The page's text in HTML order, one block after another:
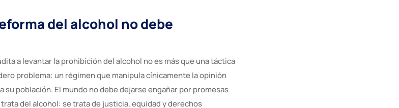
del alcohol no debe
a levantar la prohibición del alcohol no es más que una táctica
problema: un régimen que manipula cínicamente la opinión
población. El mundo no debe dejarse engañar por promesas
del alcohol: se trata de justicia, equidad y derechos